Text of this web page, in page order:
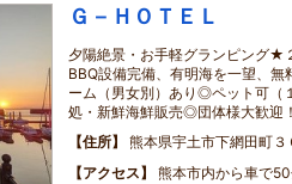
Ｇ－ＨＯＴＥＬ
夕陽絶景・お手軽グランピング★
BBQ設備完備、有明海を一望、
ーム（男女別）あり◎ペット可
処・新鮮海鮮販売◎団体様大歓迎
住所
熊本県宇土市下網田町３
アクセス
熊本市内から車で